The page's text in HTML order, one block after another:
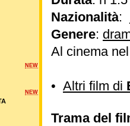
Nazionalità:
Genere:
Al cinema
• Altri film di
Trama del
NEW
NEW